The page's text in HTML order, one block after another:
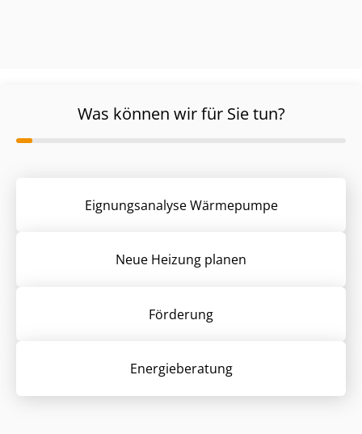
Was können wir für Sie tun?
Eignungsanalyse Wärmepumpe
Neue Heizung planen
Förderung
Energieberatung